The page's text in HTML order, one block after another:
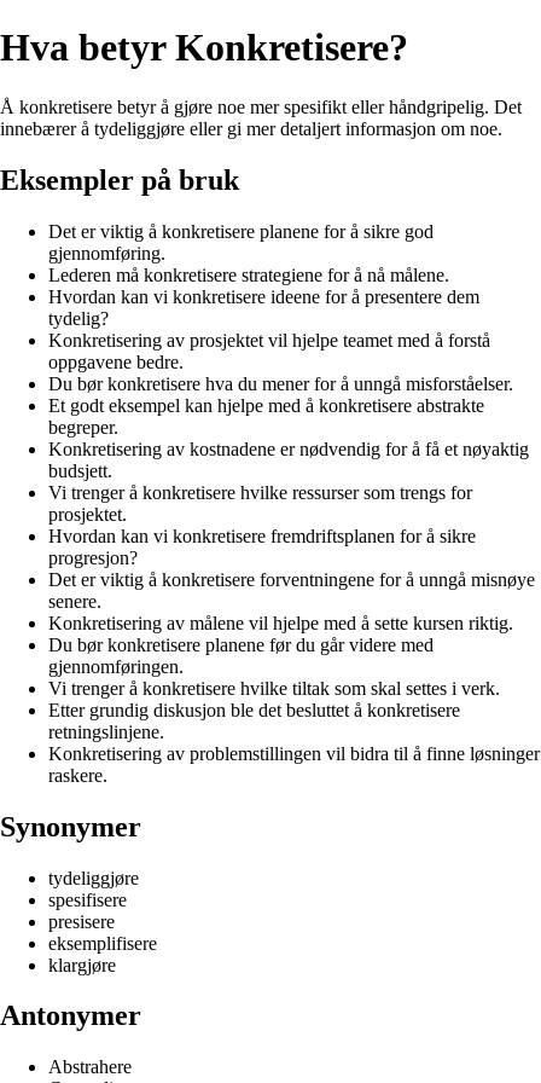
Hva betyr Konkretisere?
Å konkretisere betyr å gjøre noe mer spesifikt eller håndgripelig. Det
innebærer å tydeliggjøre eller gi mer detaljert informasjon om noe.
Eksempler på bruk
Det er viktig å konkretisere planene for å sikre god
gjennomføring.
Lederen må konkretisere strategiene for å nå målene.
Hvordan kan vi konkretisere ideene for å presentere dem
tydelig?
Konkretisering av prosjektet vil hjelpe teamet med å forstå
oppgavene bedre.
Du bør konkretisere hva du mener for å unngå misforståelser.
Et godt eksempel kan hjelpe med å konkretisere abstrakte
begreper.
Konkretisering av kostnadene er nødvendig for å få et nøyaktig
budsjett.
Vi trenger å konkretisere hvilke ressurser som trengs for
prosjektet.
Hvordan kan vi konkretisere fremdriftsplanen for å sikre
progresjon?
Det er viktig å konkretisere forventningene for å unngå misnøye
senere.
Konkretisering av målene vil hjelpe med å sette kursen riktig.
Du bør konkretisere planene før du går videre med
gjennomføringen.
Vi trenger å konkretisere hvilke tiltak som skal settes i verk.
Etter grundig diskusjon ble det besluttet å konkretisere
retningslinjene.
Konkretisering av problemstillingen vil bidra til å finne løsninger
raskere.
Synonymer
tydeliggjøre
spesifisere
presisere
eksemplifisere
klargjøre
Antonymer
Abstrahere